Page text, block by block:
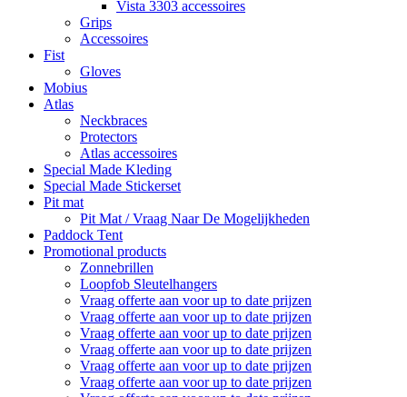
Vista 3303 accessoires
Grips
Accessoires
Fist
Gloves
Mobius
Atlas
Neckbraces
Protectors
Atlas accessoires
Special Made Kleding
Special Made Stickerset
Pit mat
Pit Mat / Vraag Naar De Mogelijkheden
Paddock Tent
Promotional products
Zonnebrillen
Loopfob Sleutelhangers
Vraag offerte aan voor up to date prijzen
Vraag offerte aan voor up to date prijzen
Vraag offerte aan voor up to date prijzen
Vraag offerte aan voor up to date prijzen
Vraag offerte aan voor up to date prijzen
Vraag offerte aan voor up to date prijzen